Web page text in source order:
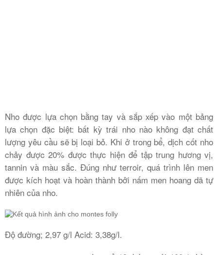
Nho được lựa chọn bằng tay và sắp xếp vào một bảng
lựa chọn đặc biệt: bất kỳ trái nho nào không đạt chất
lượng yêu cầu sẽ bị loại bỏ. Khi ở trong bể, dịch cốt nho
chảy được 20% được thực hiện để tập trung hương vị,
tannin và màu sắc. Đúng như terroir, quá trình lên men
được kích hoạt và hoàn thành bởi nấm men hoang dã tự
nhiên của nho.
Độ đường; 2,97 g/l Acid: 3,38g/l.